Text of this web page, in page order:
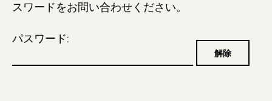
スワードをお問い合わせください。
パスワード: